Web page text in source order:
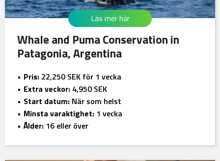
Whale and Puma Conservation in
Patagonia, Argentina
Läs mer här
Pris: 22,250 SEK för 1 vecka
Extra veckor: 4,950 SEK
Start datum: När som helst
Minsta varaktighet: 1 vecka
Ålder: 16 eller över